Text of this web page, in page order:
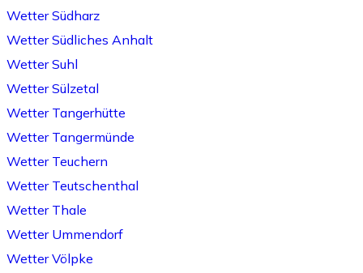
Wetter Südharz
Wetter Südliches Anhalt
Wetter Suhl
Wetter Sülzetal
Wetter Tangerhütte
Wetter Tangermünde
Wetter Teuchern
Wetter Teutschenthal
Wetter Thale
Wetter Ummendorf
Wetter Völpke